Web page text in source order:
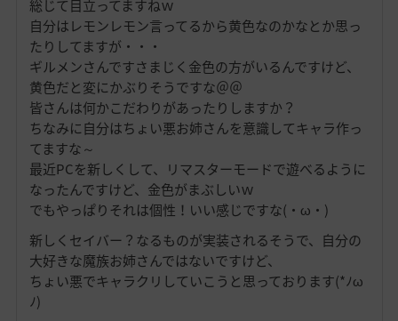
総じて目立ってますねｗ
自分はレモンレモン言ってるから黄色なのかなとか思っ
たりしてますが・・・
ギルメンさんですさまじく金色の方がいるんですけど、
黄色だと変にかぶりそうですな＠＠
皆さんは何かこだわりがあったりしますか？
ちなみに自分はちょい悪お姉さんを意識してキャラ作っ
てますな～
最近PCを新しくして、リマスターモードで遊べるように
なったんですけど、金色がまぶしいｗ
でもやっぱりそれは個性！いい感じですな(・ω・)
新しくセイバー？なるものが実装されるそうで、自分の
大好きな魔族お姉さんではないですけど、
ちょい悪でキャラクリしていこうと思っております(*ﾉω
ﾉ)